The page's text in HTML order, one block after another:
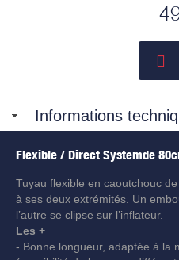
Informations
Flexible / Direct Systemde
Tuyau flexible en caoutchouc
à ses deux extrémités. Un
l’autre se clipse sur l’inflateur.
Les +
- Bonne longueur, adaptée à la